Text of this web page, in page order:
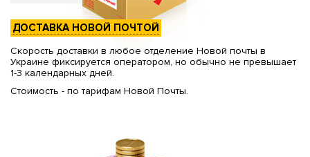
ДОСТАВКА НОВОЙ ПОЧТОЙ
Скорость доставки в любое отделение Новой почты в
Украине фиксируется оператором, но обычно не превышает
1-3 календарных дней.
Стоимость - по тарифам Новой Почты.